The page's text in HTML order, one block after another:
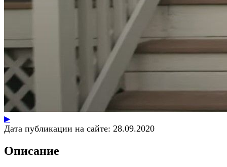
▶
Дата публикации на сайте: 28.09.2020
Описание